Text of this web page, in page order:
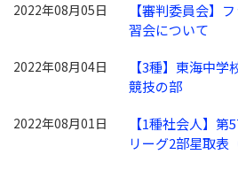
2022年08月05日
【審判委員会】
習会について
2022年08月04日
【3種】東海中
競技の部
2022年08月01日
【1種社会人】
リーグ2部星取表